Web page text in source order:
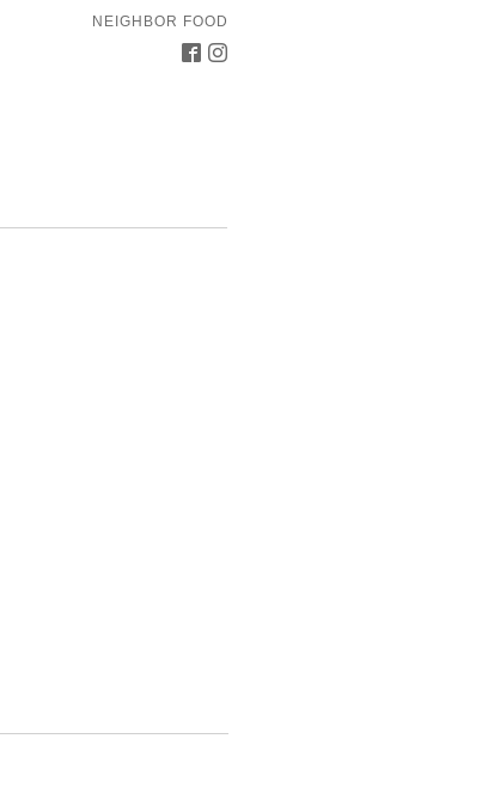
NEIGHBOR FOOD